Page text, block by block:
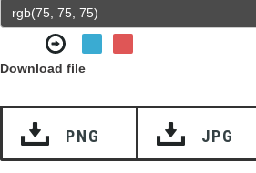
Download file
PNG JPG